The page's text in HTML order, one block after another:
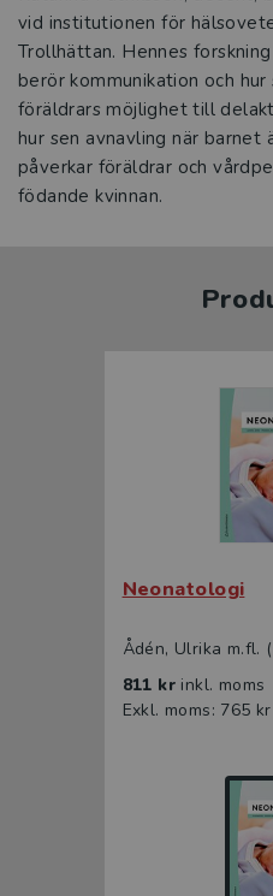
vid institutionen för
Trollhättan. Hennes
berör kommunikation och
föräldrars möjlighet till
hur sen avnavling när barnet
påverkar föräldrar och
födande kvinnan.
Neonatologi
Ådén, Ulrika m.fl.
811 kr inkl. moms
Exkl. moms: 765 kr